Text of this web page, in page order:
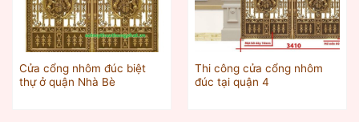
Cửa cổng nhôm đúc biệt
thự ở quận Nhà Bè
Thi công cửa cổng nhôm
đúc tại quận 4